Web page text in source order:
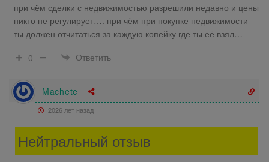
при чём сделки с недвижимостью разрешили недавно и цены
никто не регулирует…. при чём при покупке недвижимости
ты должен отчитаться за каждую копейку где ты её взял…
0
Ответить
Machete
2026 лет назад
Нейтральный отзыв